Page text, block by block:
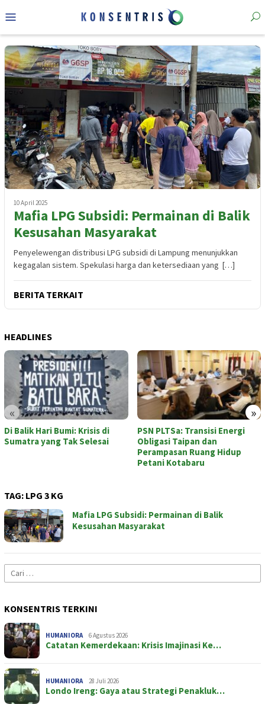
ke
Mobile
10 April 2025
Mafia LPG Subsidi: Permainan di Balik
Kesusahan Masyarakat
Penyelewengan distribusi LPG subsidi di Lampung menunjukkan
kegagalan sistem. Spekulasi harga dan ketersediaan yang […]
BERITA TERKAIT
HEADLINES
« »
Di Balik Hari Bumi: Krisis di
Sumatra yang Tak Selesai
PSN PLTSa: Transisi Energi
Obligasi Taipan dan
Perampasan Ruang Hidup
Petani Kotabaru
TAG: LPG 3 KG
Mafia LPG Subsidi: Permainan di Balik
Kesusahan Masyarakat
Cari
untuk:
KONSENTRIS TERKINI
HUMANIORA 6 Agustus 2026
Catatan Kemerdekaan: Krisis Imajinasi Ke…
HUMANIORA 28 Juli 2026
Londo Ireng: Gaya atau Strategi Penakluk…